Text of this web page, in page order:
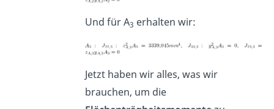
Und für A3 erhalten wir:
Jetzt haben wir alles, was wir
brauchen, um die